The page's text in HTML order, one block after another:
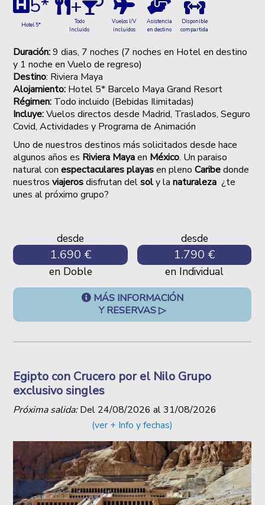
5*
Hotel 5*
+
Todo
Incluido
Vuelos I/V
incluidos
Asistencia
en destino
Disponible
compartida
Duración:9 dias, 7 noches (7 noches en Hotel en destino
y 1 noche en Vuelo de regreso)
Destino: Riviera Maya
Alojamiento: Hotel 5* Barcelo Maya Grand Resort
Régimen: Todo incluido (Bebidas Ilimitadas)
Incluye:Vuelos directos desde Madrid, Traslados, Seguro
Covid, Actividades y Programa de Animación
Uno de nuestros destinos más solicitados desde hace
algunos años es Riviera Mayaen México. Un paraiso
natural conespectaculares playasen plenoCaribedonde
nuestros viajerosdisfrutan delsoly lanaturaleza ¿te
unes al próximo grupo?
desde
1.690 €
en Doble
desde
1.790 €
en Individual
MÁS INFORMACIÓN
Y RESERVAS ▷
Egipto con Crucero por el Nilo Grupo
exclusivo singles
Próxima salida:Del 24/08/2026 al31/08/2026
(ver + Info y fechas)